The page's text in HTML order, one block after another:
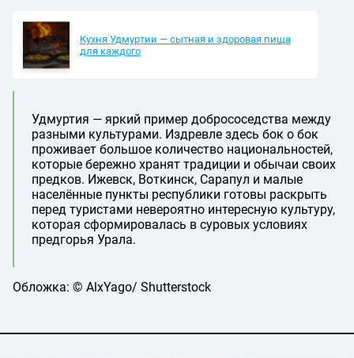
Кухня Удмуртии — сытная и здоровая пища
для каждого
Удмуртия — яркий пример добрососедства между
разными культурами. Издревле здесь бок о бок
проживает большое количество национальностей,
которые бережно хранят традиции и обычаи своих
предков. Ижевск, Воткинск, Сарапул и малые
населённые пункты республики готовы раскрыть
перед туристами невероятно интересную культуру,
которая сформировалась в суровых условиях
предгорья Урала.
Обложка: © AlxYago/ Shutterstock